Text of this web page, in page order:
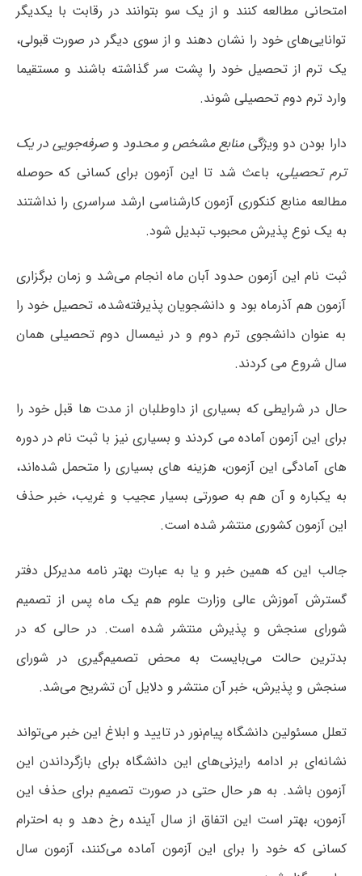
امتحانی مطالعه کنند و از یک سو بتوانند در رقابت با یکدیگر
توانایی‌های خود را نشان دهند و از سوی دیگر در صورت قبولی،
یک ترم از تحصیل خود را پشت سر گذاشته باشند و مستقیما
وارد ترم دوم تحصیلی شوند.
دارا بودن دو ویژگیمنابع مشخص و محدود وصرفه‌جویی در یک
ترم تحصیلی، باعث شد تا این آزمون برای کسانی که حوصله
مطالعه منابع کنکوری آزمون کارشناسی ارشد سراسری را نداشتند
به یک نوع پذیرش محبوب تبدیل شود.
ثبت نام این آزمون حدود آبان ماه انجام می‌شد و زمان برگزاری
آزمون هم آذرماه بود و دانشجویان پذیرفته‌شده، تحصیل خود را
به عنوان دانشجوی ترم دوم و در نیمسال دوم تحصیلی همان
سال شروع می کردند.
حال در شرایطی که بسیاری از داوطلبان از مدت ها قبل خود را
برای این آزمون آماده می کردند و بسیاری نیز با ثبت نام در دوره
های آمادگی این آزمون، هزینه های بسیاری را متحمل شده‌اند،
به یکباره و آن هم به صورتی بسیار عجیب و غریب، خبر حذف
این آزمون کشوری منتشر شده است.
جالب این که همین خبر و یا به عبارت بهتر نامه مدیرکل دفتر
گسترش آموزش عالی وزارت علوم هم یک ماه پس از تصمیم
شورای سنجش و پذیرش منتشر شده است. در حالی که در
بدترین حالت می‌بایست به محض تصمیم‌گیری در شورای
سنجش و پذیرش، خبر آن منتشر و دلایل آن تشریح می‌شد.
تعلل مسئولین دانشگاه پیام‌نور در تایید و ابلاغ این خبر می‌تواند
نشانه‌ای بر ادامه رایزنی‌های این دانشگاه برای بازگرداندن این
آزمون باشد. به هر حال حتی در صورت تصمیم برای حذف این
آزمون، بهتر است این اتفاق از سال آینده رخ دهد و به احترام
کسانی که خود را برای این آزمون آماده می‌کنند، آزمون سال